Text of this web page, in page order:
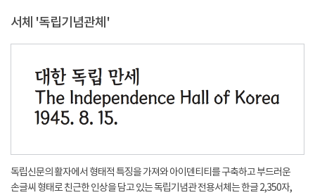
서체 '독립기념관체'
독립신문의 활자에서 형태적 특징을 가져와 아이덴티티를 구축하고 부드러운
손글씨 형태로 친근한 인상을 담고 있는 독립기념관 전용서체는 한글 2,350자,